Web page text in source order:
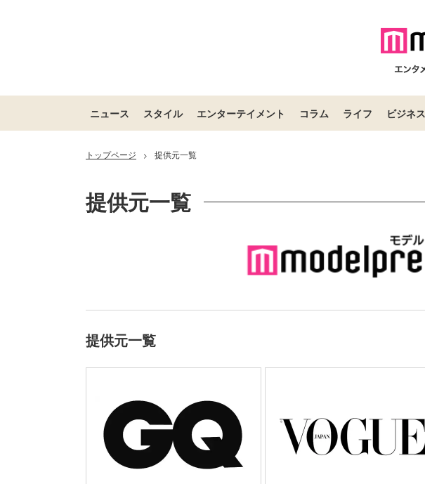
ニュース スタイル エンターテイメント コラム ライフ ビジネス
トップページ > 提供元一覧
提供元一覧
提供元一覧